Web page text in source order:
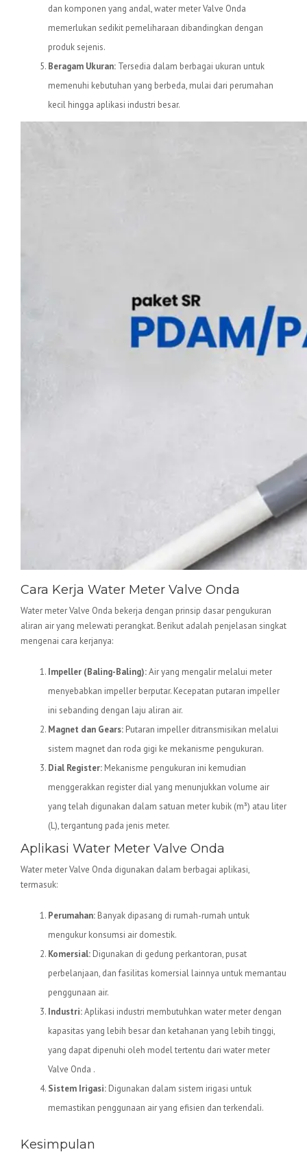
dan komponen yang andal, water meter Valve Onda
memerlukan sedikit pemeliharaan dibandingkan dengan
produk sejenis.
Beragam Ukuran: Tersedia dalam berbagai ukuran untuk
memenuhi kebutuhan yang berbeda, mulai dari perumahan
kecil hingga aplikasi industri besar.
Cara Kerja Water Meter Valve Onda
Water meter Valve Onda bekerja dengan prinsip dasar pengukuran
aliran air yang melewati perangkat. Berikut adalah penjelasan singkat
mengenai cara kerjanya:
Impeller (Baling-Baling):Air yang mengalir melalui meter
menyebabkan impeller berputar. Kecepatan putaran impeller
ini sebanding dengan laju aliran air.
Magnet dan Gears: Putaran impeller ditransmisikan melalui
sistem magnet dan roda gigi ke mekanisme pengukuran.
Dial Register: Mekanisme pengukuran ini kemudian
menggerakkan register dial yang menunjukkan volume air
yang telah digunakan dalam satuan meter kubik (m³) atau liter
(L), tergantung pada jenis meter.
Aplikasi Water Meter Valve Onda
Water meter Valve Onda digunakan dalam berbagai aplikasi,
termasuk:
Perumahan: Banyak dipasang di rumah-rumah untuk
mengukur konsumsi air domestik.
Komersial: Digunakan di gedung perkantoran, pusat
perbelanjaan, dan fasilitas komersial lainnya untuk memantau
penggunaan air.
Industri:Aplikasi industri membutuhkan water meter dengan
kapasitas yang lebih besar dan ketahanan yang lebih tinggi,
yang dapat dipenuhi oleh model tertentu dari water meter
Valve Onda .
Sistem Irigasi: Digunakan dalam sistem irigasi untuk
memastikan penggunaan air yang efisien dan terkendali.
Kesimpulan